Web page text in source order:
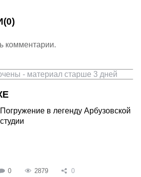
(0)
комментарии.
- материал старше 3 дней
Погружение в легенду Арбузовской
студии
0 2879 0